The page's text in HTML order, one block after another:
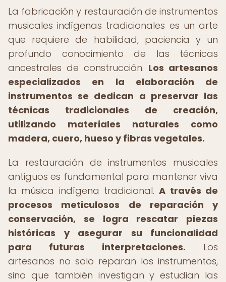
La fabricación y restauración de instrumentos
musicales indígenas tradicionales es un arte
que requiere de habilidad, paciencia y un
profundo conocimiento de las técnicas
ancestrales de construcción. Los artesanos
especializados en la elaboración de
instrumentos se dedican a preservar las
técnicas tradicionales de creación,
utilizando materiales naturales como
madera, cuero, hueso y fibras vegetales.
La restauración de instrumentos musicales
antiguos es fundamental para mantener viva
la música indígena tradicional.A través de
procesos meticulosos de reparación y
conservación, se logra rescatar piezas
históricas y asegurar su funcionalidad
para futuras interpretaciones. Los
artesanos no solo reparan los instrumentos,
sino que también investigan y estudian las